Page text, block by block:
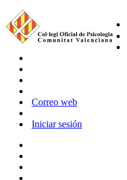
Correo web
Iniciar sesión